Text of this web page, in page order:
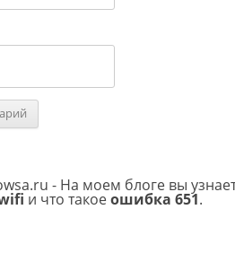
- На моем блоге вы
и что такоеошибка 651.